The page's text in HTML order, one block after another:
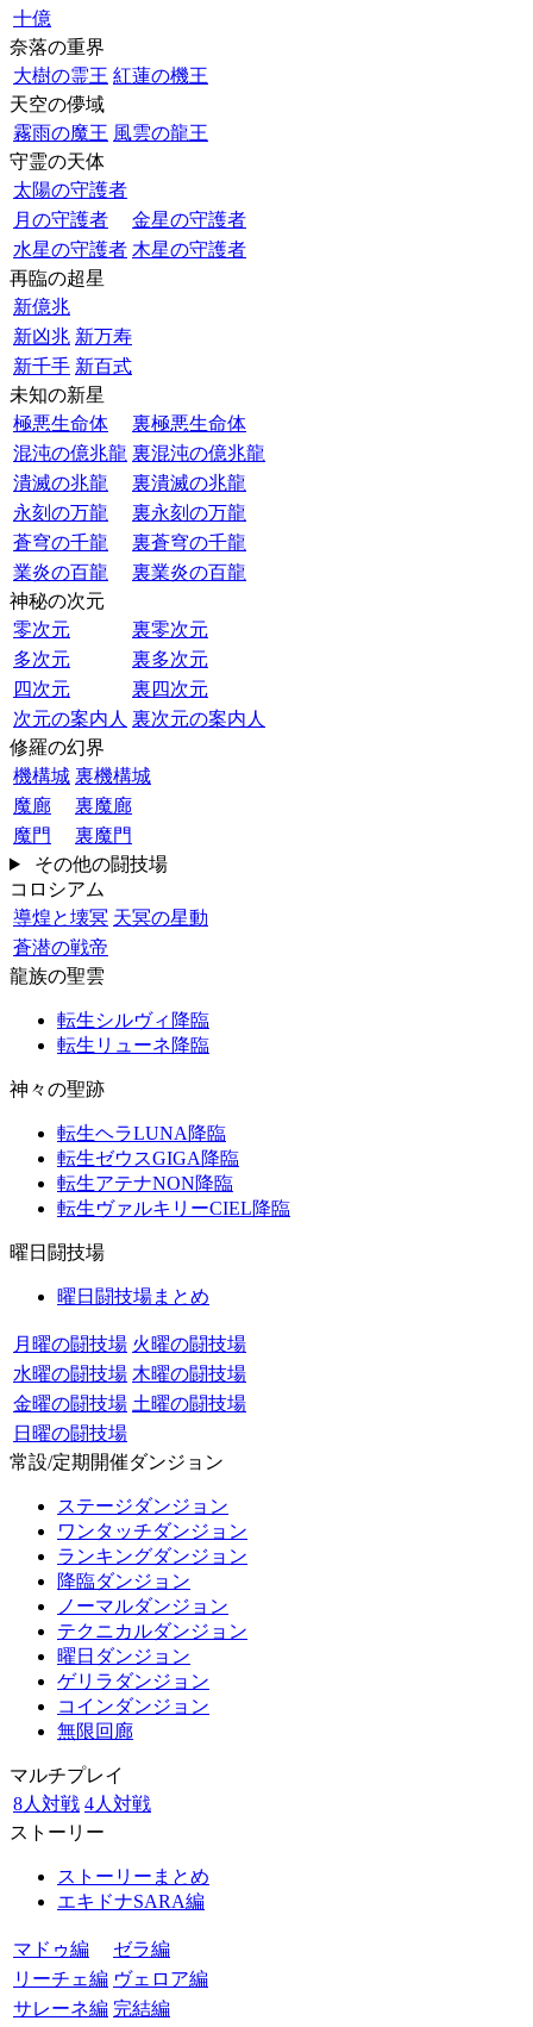
十億
奈落の重界
大樹の霊王 紅蓮の機王
天空の儚域
霧雨の魔王 風雲の龍王
守霊の天体
太陽の守護者
月の守護者
金星の守護者
水星の守護者 木星の守護者
再臨の超星
新億兆
新凶兆 新万寿
新千手 新百式
未知の新星
極悪生命体
裏極悪生命体
混沌の億兆龍 裏混沌の億兆龍
潰滅の兆龍
裏潰滅の兆龍
永刻の万龍
裏永刻の万龍
蒼穹の千龍
裏蒼穹の千龍
業炎の百龍
裏業炎の百龍
神秘の次元
零次元
裏零次元
多次元
裏多次元
四次元
裏四次元
次元の案内人 裏次元の案内人
修羅の幻界
機構城 裏機構城
魔廊
裏魔廊
魔門
裏魔門
その他の闘技場
コロシアム
導煌と壊冥 天冥の星動
蒼潜の戦帝
龍族の聖雲
転生シルヴィ降臨
転生リューネ降臨
神々の聖跡
転生ヘラLUNA降臨
転生ゼウスGIGA降臨
転生アテナNON降臨
転生ヴァルキリーCIEL降臨
曜日闘技場
曜日闘技場まとめ
月曜の闘技場 火曜の闘技場
水曜の闘技場 木曜の闘技場
金曜の闘技場 土曜の闘技場
日曜の闘技場
常設/定期開催ダンジョン
ステージダンジョン
ワンタッチダンジョン
ランキングダンジョン
降臨ダンジョン
ノーマルダンジョン
テクニカルダンジョン
曜日ダンジョン
ゲリラダンジョン
コインダンジョン
無限回廊
マルチプレイ
8人対戦 4人対戦
ストーリー
ストーリーまとめ
エキドナSARA編
マドゥ編
ゼラ編
リーチェ編 ヴェロア編
サレーネ編 完結編